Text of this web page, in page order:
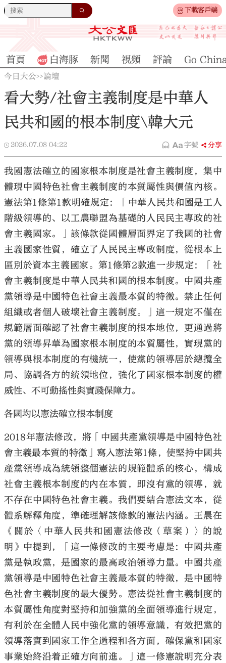
下載客戶端
大公文匯
首頁 白海豚 新聞 視頻 評論 Go
今日大公>>論壇
看大勢/社會主義制度是中華人
民共和國的根本制度\韓大元
2026.07.08 04:22 字號 分享
我國憲法確立的國家根本制度是社會主義制度，集中
體現中國特色社會主義制度的本質屬性與價值內核。
憲法第1條第1款明確規定：「中華人民共和國是工人
階級領導的、以工農聯盟為基礎的人民民主專政的社
會主義國家。」該條款從國體層面界定了我國的社會
主義國家性質，確立了人民民主專政制度，從根本上
區別於資本主義國家。第1條第2款進一步規定：「社
會主義制度是中華人民共和國的根本制度。中國共產
黨領導是中國特色社會主義最本質的特徵。禁止任何
組織或者個人破壞社會主義制度。」這一規定不僅在
規範層面確認了社會主義制度的根本地位，更通過將
黨的領導昇華為國家根本制度的本質屬性，實現黨的
領導與根本制度的有機統一，使黨的領導居於總攬全
局、協調各方的統領地位，強化了國家根本制度的權
威性、不可動搖性與實踐保障力。
各國均以憲法確立根本制度
2018年憲法修改，將「中國共產黨領導是中國特色社
會主義最本質的特徵」寫入憲法第1條，使堅持中國共
產黨領導成為統領整個憲法的規範體系的核心，構成
社會主義根本制度的內在本質，即沒有黨的領導，就
不存在中國特色社會主義。我們要結合憲法文本，從
體系解釋角度，準確理解該條款的憲法內涵。王晨在
《關於〈中華人民共和國憲法修改（草案）〉的說
明》中提到，「這一條修改的主要考慮是：中國共產
黨是執政黨，是國家的最高政治領導力量。中國共產
黨領導是中國特色社會主義最本質的特徵，是中國特
色社會主義制度的最大優勢。憲法從社會主義制度的
本質屬性角度對堅持和加強黨的全面領導進行規定，
有利於在全體人民中強化黨的領導意識，有效把黨的
領導落實到國家工作全過程和各方面，確保黨和國家
事業始終沿着正確方向前進。」這一修憲說明充分表